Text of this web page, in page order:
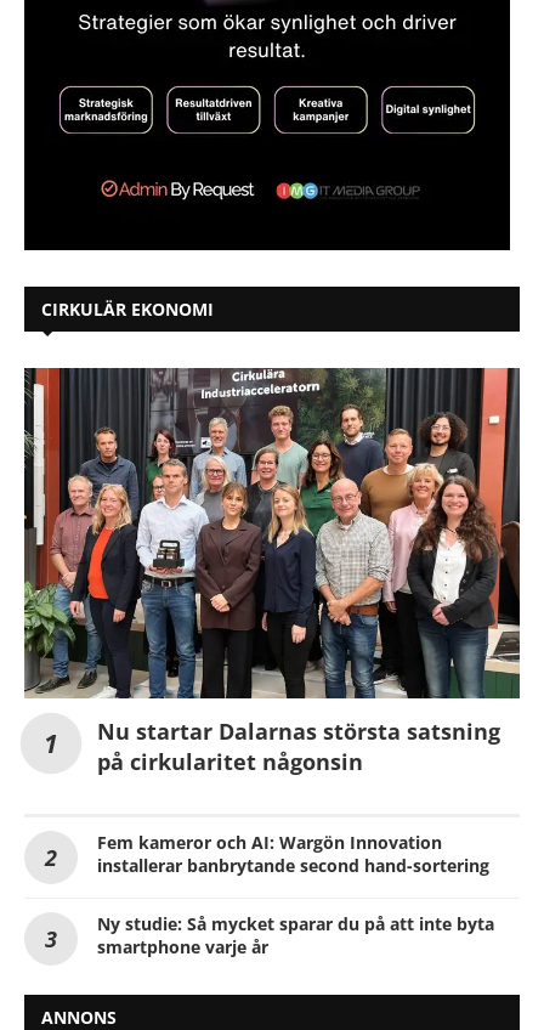
CIRKULÄR EKONOMI
Nu startar Dalarnas största satsning
på cirkularitet någonsin
Fem kameror och AI: Wargön Innovation
installerar banbrytande second hand-sortering
Ny studie: Så mycket sparar du på att inte byta
smartphone varje år
ANNONS